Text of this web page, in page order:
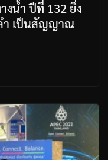
งน้ำ ปีที่ 132 ยิ่ง
ำ เป็นสัญญาณ